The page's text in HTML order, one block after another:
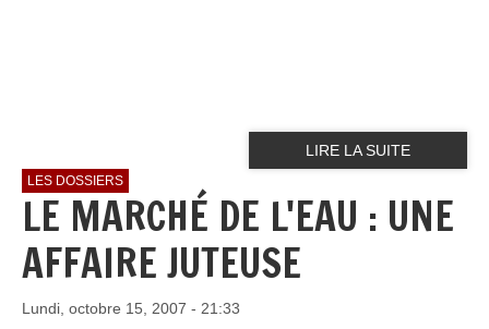
LIRE LA SUITE
LES DOSSIERS
LE MARCHÉ DE L'EAU : UNE
AFFAIRE JUTEUSE
Lundi, octobre 15, 2007 - 21:33